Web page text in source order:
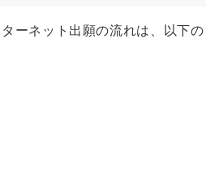
ーネット出願の流れは、以下の